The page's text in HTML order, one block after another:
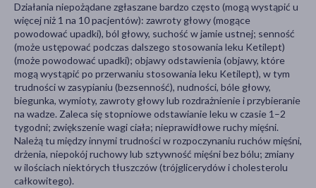
Działania niepożądane zgłaszane bardzo często (mogą wystąpić u
więcej niż 1 na 10 pacjentów): zawroty głowy (mogące
powodować upadki), ból głowy, suchość w jamie ustnej; senność
(może ustępować podczas dalszego stosowania leku Ketilept)
(może powodować upadki); objawy odstawienia (objawy, które
mogą wystąpić po przerwaniu stosowania leku Ketilept), w tym
trudności w zasypianiu (bezsenność), nudności, bóle głowy,
biegunka, wymioty, zawroty głowy lub rozdrażnienie i przybieranie
na wadze. Zaleca się stopniowe odstawianie leku w czasie 1–2
tygodni; zwiększenie wagi ciała; nieprawidłowe ruchy mięśni.
Należą tu między innymi trudności w rozpoczynaniu ruchów mięśni,
drżenia, niepokój ruchowy lub sztywność mięśni bez bólu; zmiany
w ilościach niektórych tłuszczów (trójglicerydów i cholesterolu
całkowitego).